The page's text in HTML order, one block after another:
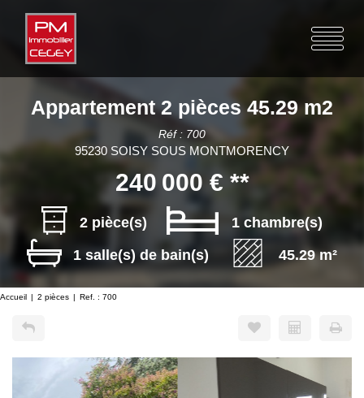
Appartement 2 pièces 45.29 m2
Réf : 700
95230 SOISY SOUS MONTMORENCY
240 000 € **
2 pièce(s)
1 chambre(s)
1 salle(s) de bain(s)
45.29 m²
Accueil 2 pièces Ref. : 700